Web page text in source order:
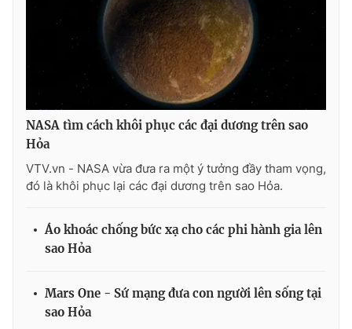
Emagazine Podcast
Infographic
Video Shorts video
VTV Money VTV Thể thao
Thị trường 24h
VTV4 Vươn mình bằng AI
NASA tìm cách khôi phục các đại dương trên sao
Hỏa
VTV.vn - NASA vừa đưa ra một ý tưởng đầy tham vọng,
đó là khôi phục lại các đại dương trên sao Hỏa.
Áo khoác chống bức xạ cho các phi hành gia lên
sao Hỏa
Mars One - Sứ mạng đưa con người lên sống tại
sao Hỏa